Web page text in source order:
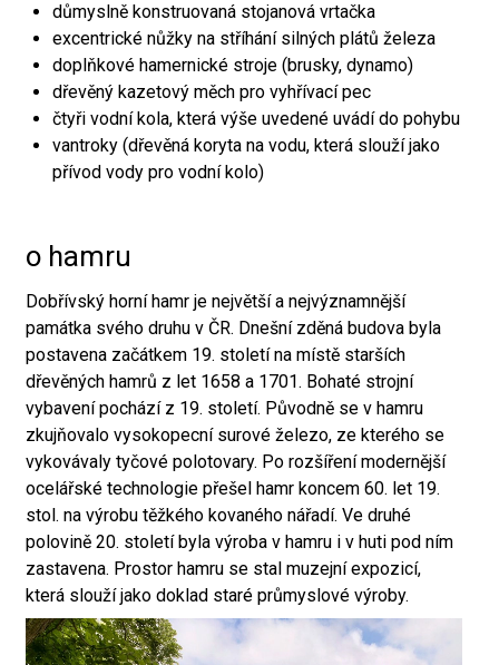
důmyslně konstruovaná stojanová vrtačka
excentrické nůžky na stříhání silných plátů železa
doplňkové hamernické stroje (brusky, dynamo)
dřevěný kazetový měch pro vyhřívací pec
čtyři vodní kola, která výše uvedené uvádí do pohybu
vantroky (dřevěná koryta na vodu, která slouží jako
přívod vody pro vodní kolo)
o hamru
Dobřívský horní hamr je největší a nejvýznamnější
památka svého druhu v ČR. Dnešní zděná budova byla
postavena začátkem 19. století na místě starších
dřevěných hamrů z let 1658 a 1701. Bohaté strojní
vybavení pochází z 19. století. Původně se v hamru
zkujňovalo vysokopecní surové železo, ze kterého se
vykovávaly tyčové polotovary. Po rozšíření modernější
ocelářské technologie přešel hamr koncem 60. let 19.
stol. na výrobu těžkého kovaného nářadí. Ve druhé
polovině 20. století byla výroba v hamru i v huti pod ním
zastavena. Prostor hamru se stal muzejní expozicí,
která slouží jako doklad staré průmyslové výroby.